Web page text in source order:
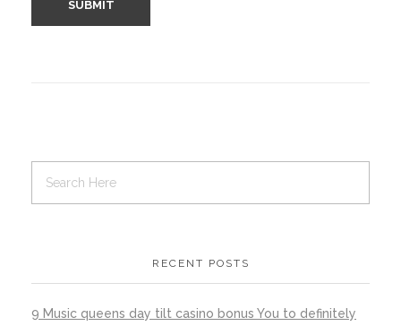
RECENT POSTS
9 Music queens day tilt casino bonus You to definitely